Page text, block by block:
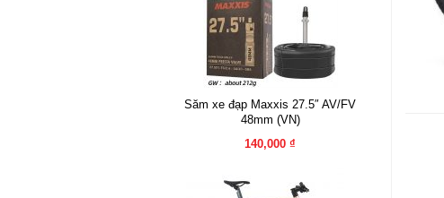
Săm xe đạp Maxxis 27.5″ AV/FV
48mm (VN)
140,000 ₫